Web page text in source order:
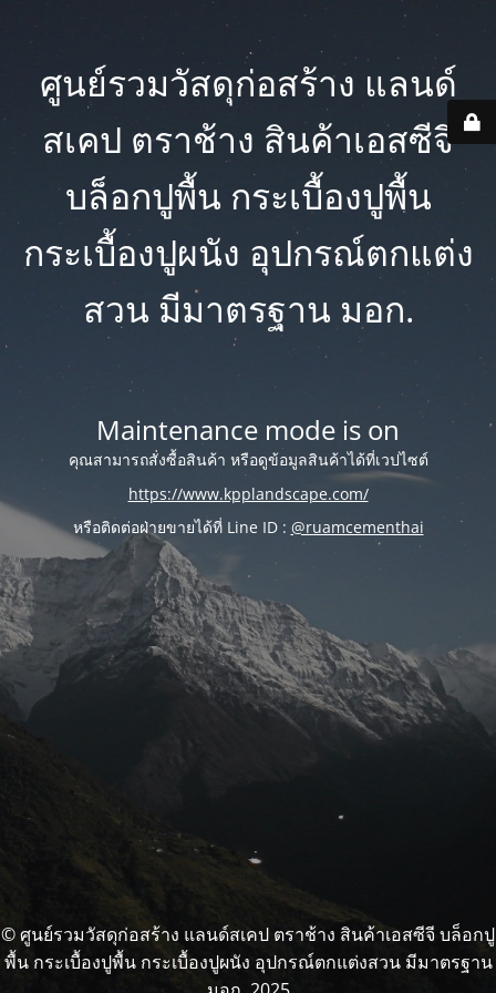
ศูนย์รวมวัสดุก่อสร้าง แลนด์
สเคป ตราช้าง สินค้าเอสซีจี
บล็อกปูพื้น กระเบื้องปูพื้น
กระเบื้องปูผนัง อุปกรณ์ตกแต่ง
สวน มีมาตรฐาน มอก.
Maintenance mode is on
คุณสามารถสั่งซื้อสินค้า หรือดูข้อมูลสินค้าได้ที่เวปไซต์
https://www.kpplandscape.com/
หรือติดต่อฝ่ายขายได้ที่ Line ID : @ruamcementhai
© ศูนย์รวมวัสดุก่อสร้าง แลนด์สเคป ตราช้าง สินค้าเอสซีจี บล็อกปู
พื้น กระเบื้องปูพื้น กระเบื้องปูผนัง อุปกรณ์ตกแต่งสวน มีมาตรฐาน